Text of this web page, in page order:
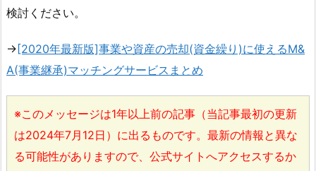
検討ください。
→ [2020年最新版]事業や資産の売却(資金繰り)に使えるM&
A(事業継承)マッチングサービスまとめ
※このメッセージは1年以上前の記事（当記事最初の更新
は2024年7月12日）に出るものです。最新の情報と異な
る可能性がありますので、公式サイトへアクセスするか